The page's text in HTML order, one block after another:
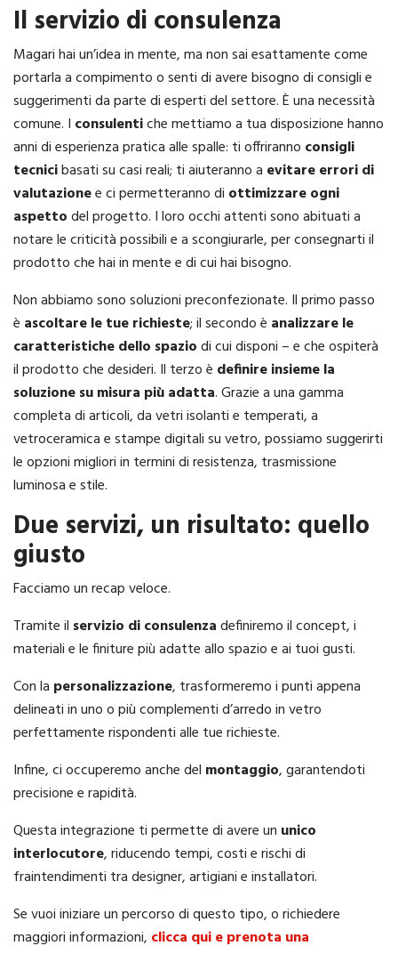
Il servizio di consulenza
Magari hai un’idea in mente, ma non sai esattamente come
portarla a compimento o senti di avere bisogno di consigli e
suggerimenti da parte di esperti del settore. È una necessità
comune. I consulentiche mettiamo a tua disposizione hanno
anni di esperienza pratica alle spalle: ti offriranno consigli
tecnicibasati su casi reali; ti aiuteranno a evitare errori di
valutazionee ci permetteranno di ottimizzare ogni
aspettodel progetto. I loro occhi attenti sono abituati a
notare le criticità possibili e a scongiurarle, per consegnarti il
prodotto che hai in mente e di cui hai bisogno.
Non abbiamo sono soluzioni preconfezionate. Il primo passo
è ascoltare le tue richieste; il secondo è analizzare le
caratteristiche dello spaziodi cui disponi – e che ospiterà
il prodotto che desideri. Il terzo è definire insieme la
soluzione su misura più adatta. Grazie a una gamma
completa di articoli, da vetri isolanti e temperati, a
vetroceramica e stampe digitali su vetro, possiamo suggerirti
le opzioni migliori in termini di resistenza, trasmissione
luminosa e stile.
Due servizi, un risultato: quello
giusto
Facciamo un recap veloce.
Tramite il servizio di consulenzadefiniremo il concept, i
materiali e le finiture più adatte allo spazio e ai tuoi gusti.
Con la personalizzazione, trasformeremo i punti appena
delineati in uno o più complementi d’arredo in vetro
perfettamente rispondenti alle tue richieste.
Infine, ci occuperemo anche del montaggio, garantendoti
precisione e rapidità.
Questa integrazione ti permette di avere un unico
interlocutore, riducendo tempi, costi e rischi di
fraintendimenti tra designer, artigiani e installatori.
Se vuoi iniziare un percorso di questo tipo, o richiedere
maggiori informazioni, clicca qui e prenota una